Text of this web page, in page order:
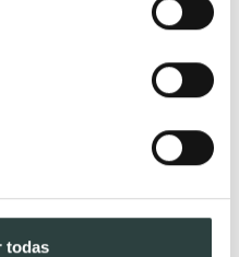
todas
Grifería